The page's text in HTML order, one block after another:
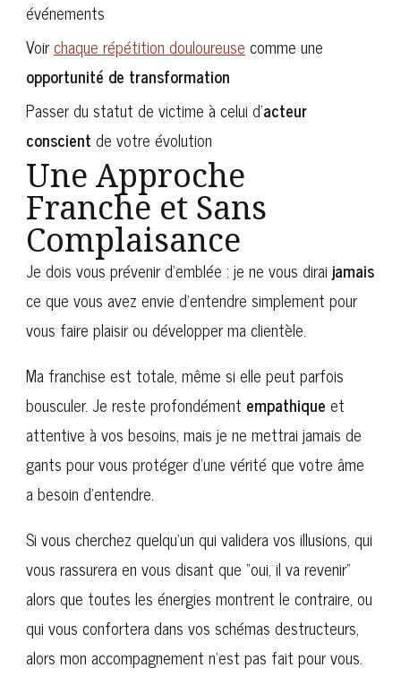
événements
Voirchaque répétition douloureuse comme une
opportunité de transformation
Passer du statut de victime à celui d’acteur
conscient de votre évolution
Une Approche
Franche et Sans
Complaisance
Je dois vous prévenir d’emblée : je ne vous dirai jamais
ce que vous avez envie d’entendre simplement pour
vous faire plaisir ou développer ma clientèle.
Ma franchise est totale, même si elle peut parfois
bousculer. Je reste profondément empathique et
attentive à vos besoins, mais je ne mettrai jamais de
gants pour vous protéger d’une vérité que votre âme
a besoin d’entendre.
Si vous cherchez quelqu’un qui validera vos illusions, qui
vous rassurera en vous disant que “oui, il va revenir”
alors que toutes les énergies montrent le contraire, ou
qui vous confortera dans vos schémas destructeurs,
alors mon accompagnement n’est pas fait pour vous.